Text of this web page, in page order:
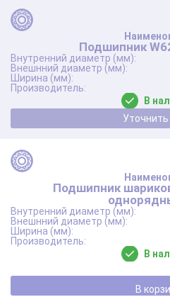
Подшипник
В
Подшипник
В
В